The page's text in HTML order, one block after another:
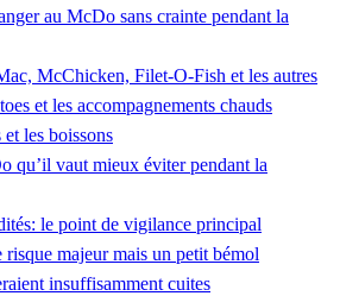
au McDo sans crainte pendant la
McChicken, Filet-O-Fish et les autres
et les accompagnements chauds
et les boissons
qu’il vaut mieux éviter pendant la
le point de vigilance principal
risque majeur mais un petit bémol
insuffisamment cuites